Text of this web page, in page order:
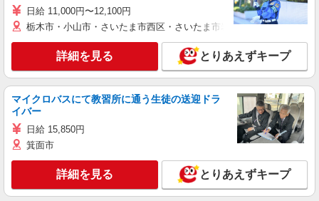
日給 11,000円〜12,100円
栃木市・小山市・さいたま市西区・さいたま市岩槻区・久喜市・蓮田
詳細を見る とりあえずキープ
マイクロバスにて教習所に通う生徒の送迎ドラ
イバー
日給 15,850円
箕面市
詳細を見る とりあえずキープ